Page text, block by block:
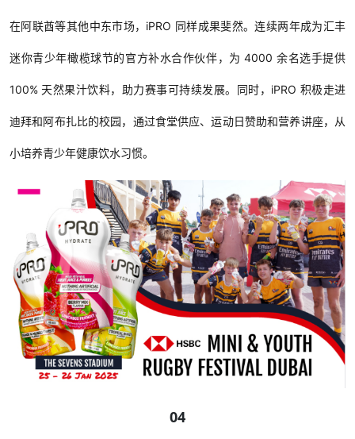
在阿联酋等其他中东市场，iPRO 同样成果斐然。连续两年成为汇丰
迷你青少年橄榄球节的官方补水合作伙伴，为 4000 余名选手提供
100% 天然果汁饮料，助力赛事可持续发展。同时，iPRO 积极走进
迪拜和阿布扎比的校园，通过食堂供应、运动日赞助和营养讲座，从
小培养青少年健康饮水习惯。
04